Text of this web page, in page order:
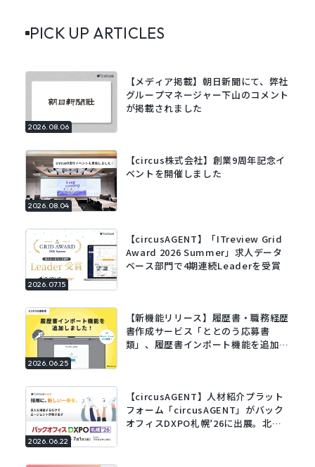
PICK UP ARTICLES
2026.08.06
【メディア掲載】朝日新聞にて、弊社
グループマネージャー下山のコメント
が掲載されました
2026.08.04
【circus株式会社】創業9周年記念イ
ベントを開催しました
2026.07.15
【circusAGENT】「ITreview Grid
Award 2026 Summer」求人データ
ベース部門で4期連続Leaderを受賞
2026.06.25
【新機能リリース】履歴書・職務経歴
書作成サービス「ととのう応募書
類」、履歴書インポート機能を追加。
2026.06.22
【circusAGENT】人材紹介プラット
フォーム「circusAGENT」がバック
オフィスDXPO札幌’26に出展。北海